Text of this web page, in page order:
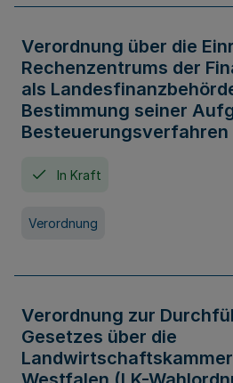
Verordnung über die
Rechenzentrums der
als
Bestimmung seiner
Besteuerungsverfahren
In Kraft
Verordnung
Verordnung zur
Gesetzes über die